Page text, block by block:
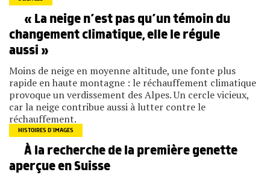
« La neige n’est pas qu’un témoin du
changement climatique, elle le régule
aussi »
Moins de neige en moyenne altitude, une fonte plus
rapide en haute montagne : le réchauffement climatique
provoque un verdissement des Alpes. Un cercle vicieux,
car la neige contribue aussi à lutter contre le
réchauffement.
HISTOIRES D’IMAGES
À la recherche de la première genette
aperçue en Suisse